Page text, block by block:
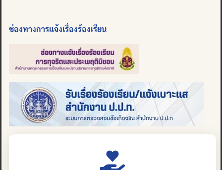
ช่องทางการแจ้งเรื่องร้องเรียน